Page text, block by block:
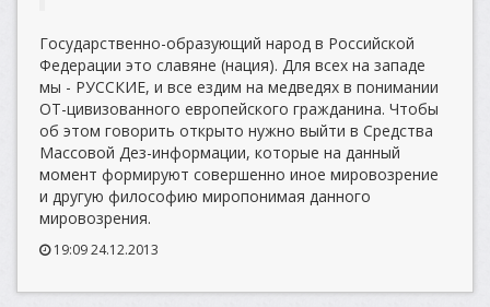
Государственно-образующий народ в Российской
Федерации это славяне (нация). Для всех на западе
мы - РУССКИЕ, и все ездим на медведях в понимании
ОТ-цивизованного европейского гражданина. Чтобы
об этом говорить открыто нужно выйти в Средства
Массовой Дез-информации, которые на данный
момент формируют совершенно иное мировозрение
и другую философию миропонимая данного
мировозрения.
19:09 24.12.2013